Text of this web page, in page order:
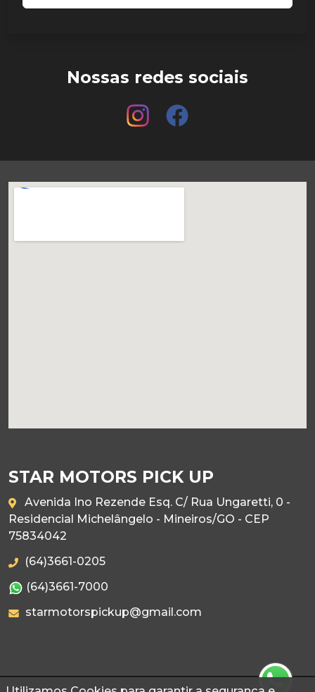
Nossas redes sociais
STAR MOTORS PICK UP
Avenida Ino Rezende Esq. C/ Rua Ungaretti, 0 -
Residencial Michelângelo - Mineiros/GO - CEP
75834042
(64)3661-0205
(64)3661-7000
starmotorspickup@gmail.com